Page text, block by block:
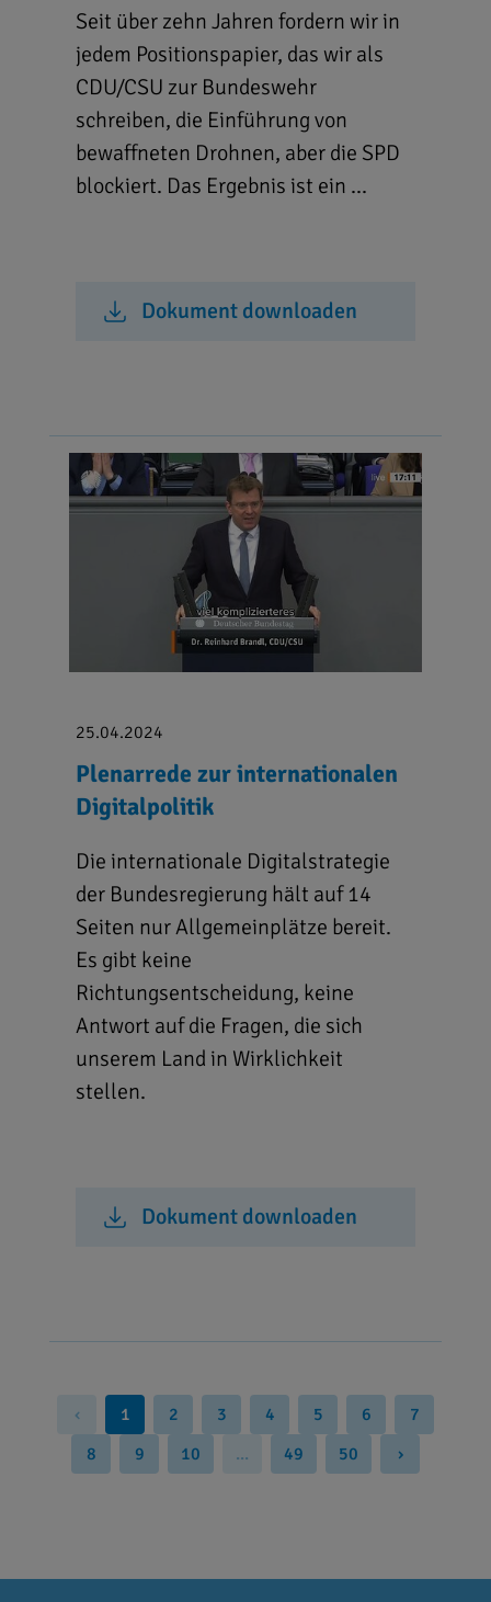
Seit über zehn Jahren fordern wir in
jedem Positionspapier, das wir als
CDU/CSU zur Bundeswehr
schreiben, die Einführung von
bewaffneten Drohnen, aber die SPD
blockiert. Das Ergebnis ist ein ...
Dokument downloaden
25.04.2024
Plenarrede zur internationalen
Digitalpolitik
Die internationale Digitalstrategie
der Bundesregierung hält auf 14
Seiten nur Allgemeinplätze bereit.
Es gibt keine
Richtungsentscheidung, keine
Antwort auf die Fragen, die sich
unserem Land in Wirklichkeit
stellen.
Dokument downloaden
‹ 1 2 3 4 5 6
7
8
9 10 ... 49 50 ›